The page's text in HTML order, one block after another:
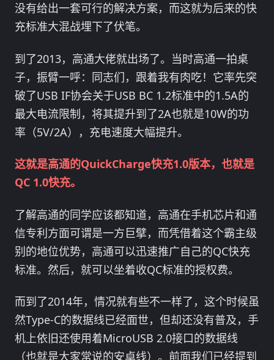
没有给出一套可行的解决方案，而这就为后来的快
充标准大混战埋下了伏笔。
到了2013，高通大佬就出场了。当时高通一拍桌
子，振臂一呼：同志们，跟着我有肉吃！它率先突
破了USB IF协会关于USB BC 1.2标准中的1.5A的
最大电流限制，将其提升到了2A也就是10W的功
率（5V/2A），充电速度大幅提升。
这就是高通的QuickCharge快充1.0版本，也就是
QC 1.0快充。
了解高通的同学应该都知道，高通在手机芯片和通
信专利方面可谓是一方巨擘，而凭借着这个霸主级
别的地位优势，高通可以迅速推广自己的QC快充
标准。然后，就可以坐着收QC标准的授权费。
而到了2014年，情况就有些不一样了，这个时候虽
然Type-C的数据线已经面世，但却还没有普及，手
机上依旧还使用着MicroUSB 2.0接口的数据线
（也就是大家常说的安卓线）。前面我们已经提到